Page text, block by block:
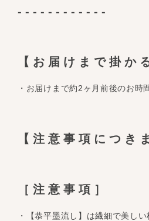
------------
【お届けまで掛か
・お届けまで約2ヶ月前後のお時
【注意事項につき
［注意事項］
・【恭平墨流し】は繊細で美し